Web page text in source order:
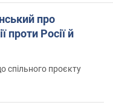
про
проти Росії й
спільного проєкту